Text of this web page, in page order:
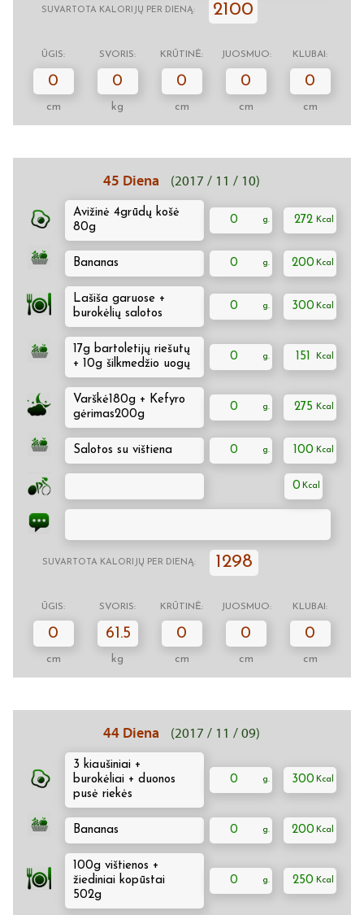
SUVARTOTA KALORIJŲ PER DIENĄ: 2100
ŪGIS: SVORIS: KRŪTINĖ: JUOSMUO: KLUBAI:
0
cm
0
kg
0
cm
0
cm
0
cm
45 Diena (2017 / 11 / 10)
Avižinė 4grūdų košė
80g
0 272
Bananas 0 200
Lašiša garuose +
burokėlių salotos
0 300
17g bartoletijų riešutų
+ 10g šilkmedžio uogų
0 151
Varškė180g + Kefyro
gėrimas200g
0 275
Salotos su vištiena 0 100
0
SUVARTOTA KALORIJŲ PER DIENĄ: 1298
ŪGIS: SVORIS: KRŪTINĖ: JUOSMUO: KLUBAI:
0
cm
61.5
kg
0
cm
0
cm
0
cm
44 Diena (2017 / 11 / 09)
3 kiaušiniai +
burokėliai + duonos
pusė riekės
0 300
Bananas 0 200
100g vištienos +
žiediniai kopūstai
502g
0 250